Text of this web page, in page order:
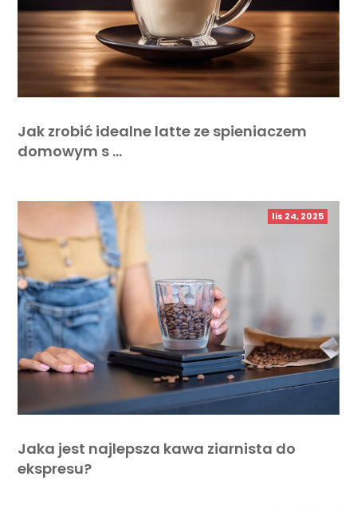
Jak zrobić idealne latte ze spieniaczem
domowym s …
lis 24, 2025
Jaka jest najlepsza kawa ziarnista do
ekspresu?